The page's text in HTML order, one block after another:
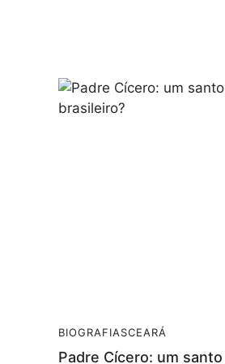
BIOGRAFIASCEARÁ
Padre Cícero: um